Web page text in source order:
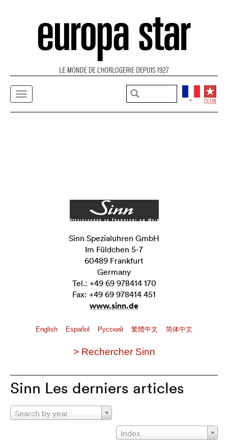
Sinn Spezialuhren GmbH
Im Füldchen 5-7
60489 Frankfurt
Germany
Tel.: +49 69 978414 170
Fax: +49 69 978414 451
www.sinn.de
English Español Pусский 繁體中文 简体中文
> Rechercher Sinn
Sinn Les derniers articles
Search by year
Index